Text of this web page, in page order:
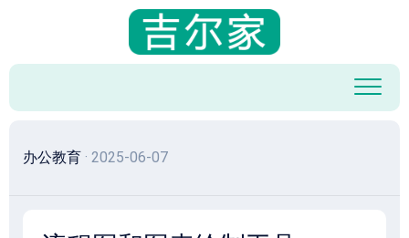
容
办公教育 · 2025-06-07